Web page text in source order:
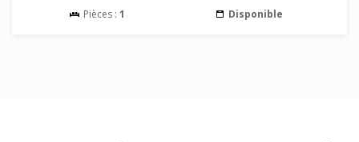
Pièces : 1 Disponible